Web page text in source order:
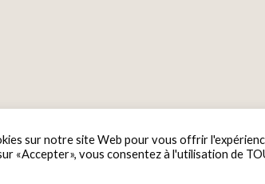
sur notre site Web pour vous offrir
«Accepter», vous consentez à l'utilisation de